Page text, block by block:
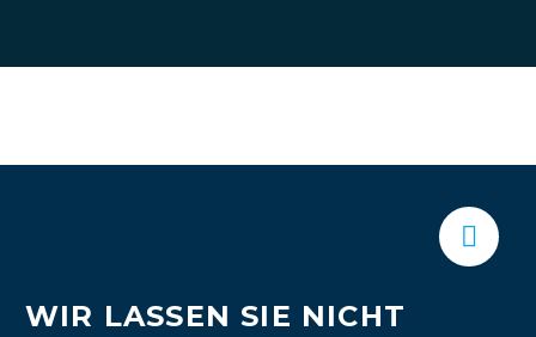


WIR LASSEN SIE NICHT